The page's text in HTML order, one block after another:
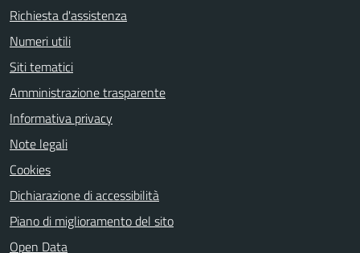
Richiesta d'assistenza
Numeri utili
Siti tematici
Amministrazione trasparente
Informativa privacy
Note legali
Cookies
Dichiarazione di accessibilità
Piano di miglioramento del sito
Open Data